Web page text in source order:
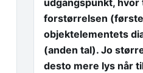
udgangspunkt, hvor
forstørrelsen
objektelementets
(anden tal). Jo
desto mere lys når